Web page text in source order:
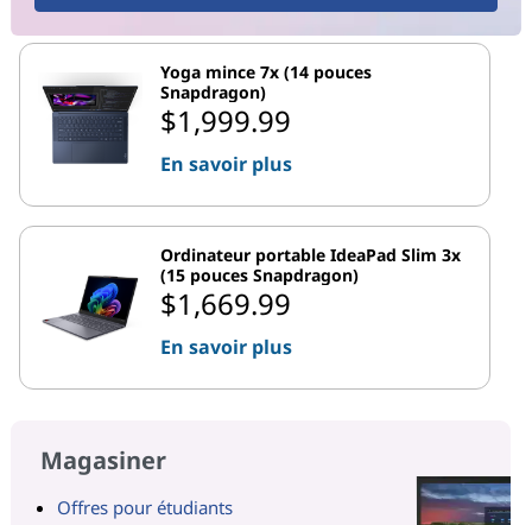
Yoga mince 7x (14 pouces
Snapdragon)
$1,999.99
En savoir plus
Ordinateur portable IdeaPad Slim 3x
(15 pouces Snapdragon)
$1,669.99
En savoir plus
Magasiner
Offres pour étudiants